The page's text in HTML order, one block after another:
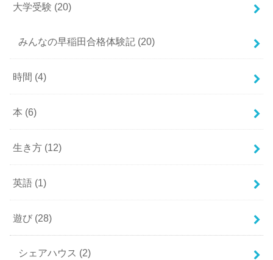
大学受験 (20)
みんなの早稲田合格体験記 (20)
時間 (4)
本 (6)
生き方 (12)
英語 (1)
遊び (28)
シェアハウス (2)